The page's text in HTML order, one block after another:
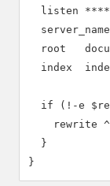
listen
root
index
if (!-e
rewrite
  }
}